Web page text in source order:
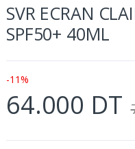
SVR ECRAN
SPF50+ 40ML
-11%
64.000 DT